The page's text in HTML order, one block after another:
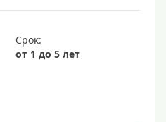
Срок:
от 1 до 5 лет